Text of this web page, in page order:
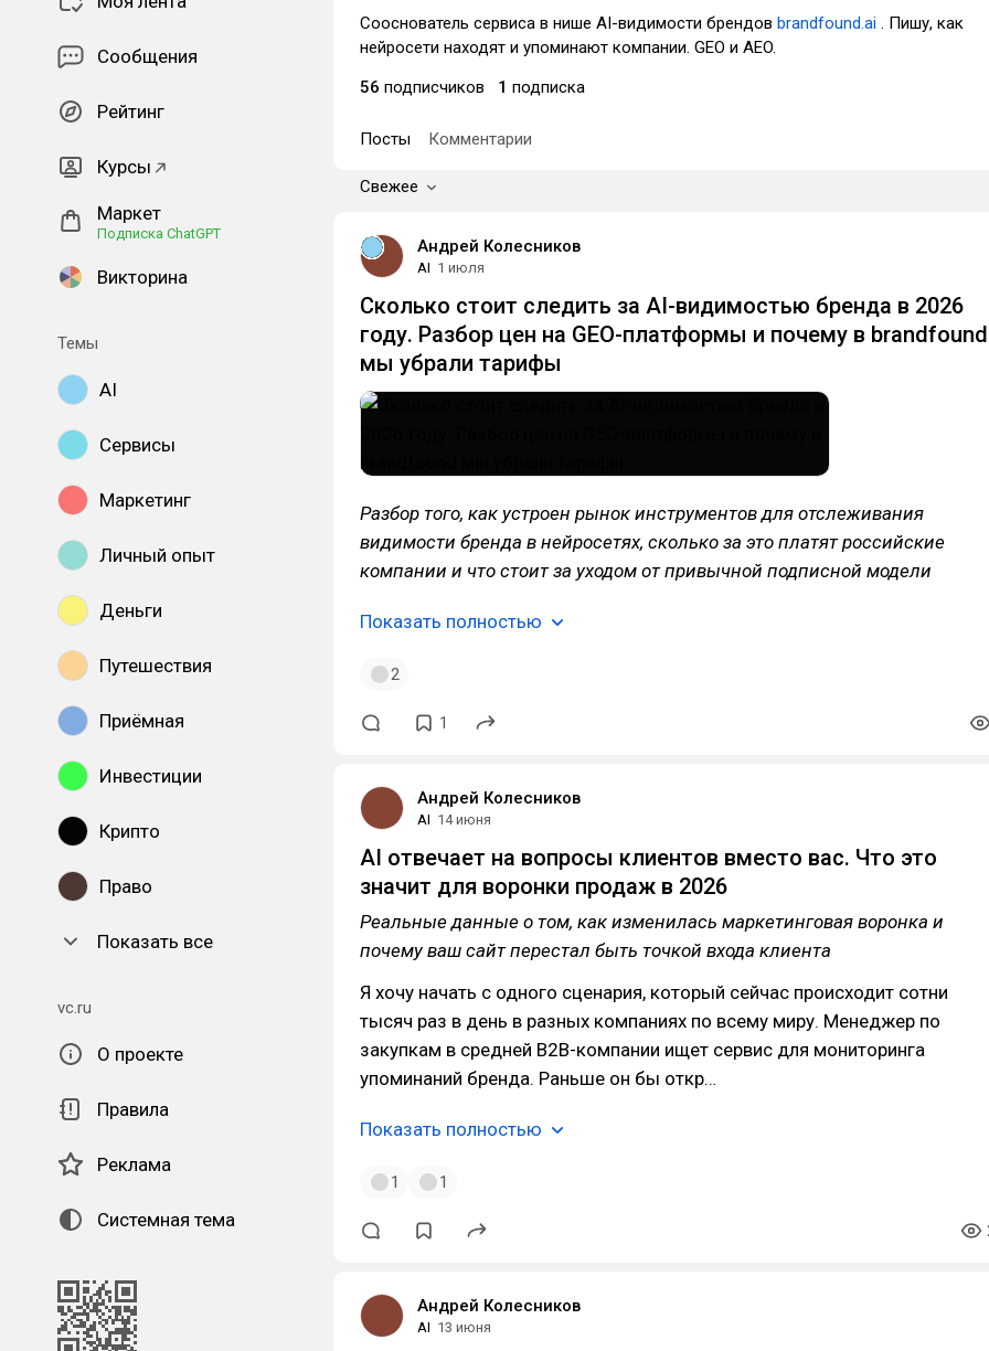
Сообщения
Рейтинг
Курсы
Маркет
Подписка ChatGPT
Викторина
Темы
AI
Сервисы
Маркетинг
Личный опыт
Деньги
Путешествия
Приёмная
Инвестиции
Крипто
Право
Показать все
vc.ru
О проекте
Правила
Реклама
Системная тема
Сооснователь сервиса в нише AI-видимости брендов brandfound.ai . Пишу, как
нейросети находят и упоминают компании. GEO и AEO.
56 подписчиков 1 подписка
Посты Комментарии
Свежее
Андрей Колесников
AI 1 июля
Сколько стоит следить за AI-видимостью бренда в 2026
году. Разбор цен на GEO-платформы и почему в brandfound
мы убрали тарифы
Разбор того, как устроен рынок инструментов для отслеживания
видимости бренда в нейросетях, сколько за это платят российские
компании и что стоит за уходом от привычной подписной модели
Показать полностью
2
1
Андрей Колесников
AI 14 июня
AI отвечает на вопросы клиентов вместо вас. Что это
значит для воронки продаж в 2026
Реальные данные о том, как изменилась маркетинговая воронка и
почему ваш сайт перестал быть точкой входа клиента
Я хочу начать с одного сценария, который сейчас происходит сотни
тысяч раз в день в разных компаниях по всему миру. Менеджер по
закупкам в средней B2B-компании ищет сервис для мониторинга
упоминаний бренда. Раньше он бы откр…
Показать полностью
1 1
Андрей Колесников
AI 13 июня